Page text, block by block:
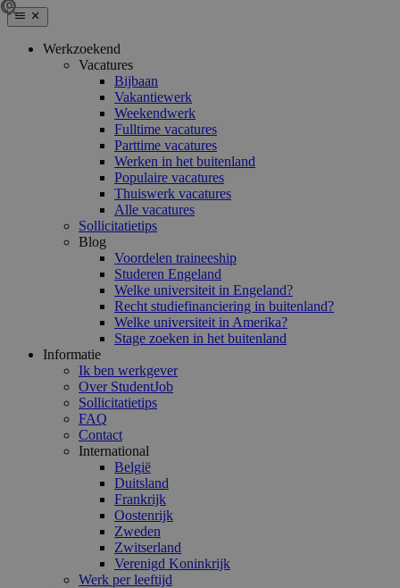
Werkzoekend
Vacatures
Bijbaan
Vakantiewerk
Weekendwerk
Fulltime vacatures
Parttime vacatures
Werken in het buitenland
Populaire vacatures
Thuiswerk vacatures
Alle vacatures
Sollicitatietips
Blog
Voordelen traineeship
Studeren Engeland
Welke universiteit in Engeland?
Recht studiefinanciering in buitenland?
Welke universiteit in Amerika?
Stage zoeken in het buitenland
Informatie
Ik ben werkgever
Over StudentJob
Sollicitatietips
FAQ
Contact
International
België
Duitsland
Frankrijk
Oostenrijk
Zweden
Zwitserland
Verenigd Koninkrijk
Werk per leeftijd